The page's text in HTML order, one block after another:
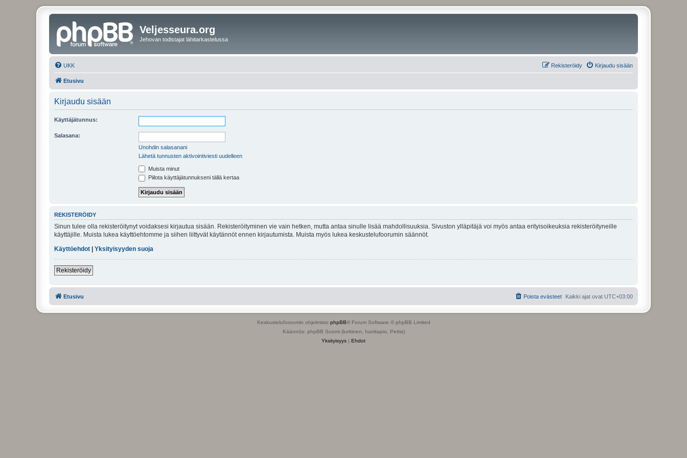
Veljesseura.org
Jehovan todistajat lähitarkastelussa
UKK Kirjaudu sisään
Rekisteröidy
Etusivu
Kirjaudu sisään
Käyttäjätunnus:
Salasana:
Unohdin salasanani
Lähetä tunnusten aktivointiviesti uudelleen
Muista minut
Piilota käyttäjätunnukseni tällä kertaa
REKISTERÖIDY
Sinun tulee olla rekisteröitynyt voidaksesi kirjautua sisään. Rekisteröityminen vie vain hetken, mutta antaa sinulle lisää mahdollisuuksia. Sivuston ylläpitäjä voi myös antaa erityisoikeuksia rekisteröityneille
käyttäjille. Muista lukea käyttöehtomme ja siihen liittyvät käytännöt ennen kirjautumista. Muista myös lukea keskustelufoorumin säännöt.
Käyttöehdot
Yksityisyyden suoja
Rekisteröidy
Etusivu Kaikki ajat ovat UTC+03:00
Poista evästeet
Keskustelufoorumin ohjelmisto phpBB® Forum Software © phpBB Limited
Käännös: phpBB Suomi (lurttinen, harritapio, Pettis)
Yksityisyys | Ehdot